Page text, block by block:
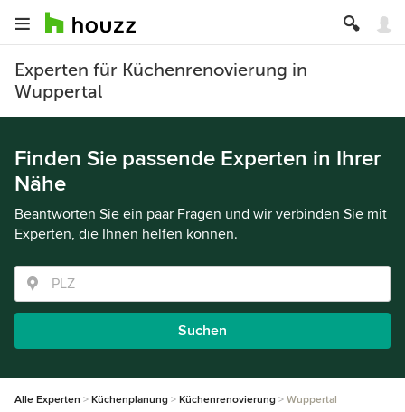
Experten für Küchenrenovierung in
Wuppertal
Finden Sie passende Experten in Ihrer
Nähe
Beantworten Sie ein paar Fragen und wir verbinden Sie mit
Experten, die Ihnen helfen können.
Suchen
Alle Experten Küchenplanung Küchenrenovierung Wuppertal